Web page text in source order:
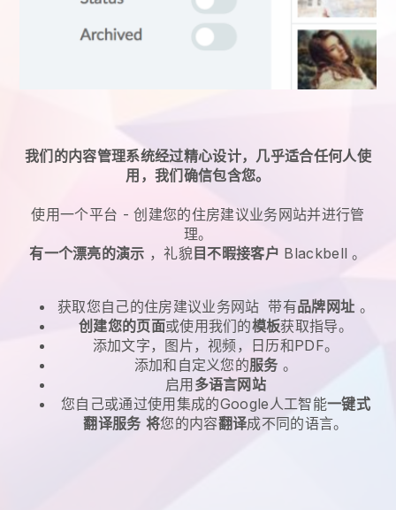
我们的内容管理系统经过精心设计，几乎适合任何人使
用，我们确信包含您。
使用一个平台 -创建您的住房建议业务网站并进行管
理。
有一个漂亮的演示 ，礼貌目不暇接客户 Blackbell 。
获取您自己的住房建议业务网站 带有品牌网址 。
创建您的页面或使用我们的模板获取指导。
添加文字，图片，视频，日历和PDF。
添加和自定义您的服务 。
启用多语言网站
您自己或通过使用集成的Google人工智能一键式
翻译服务 将您的内容翻译成不同的语言。